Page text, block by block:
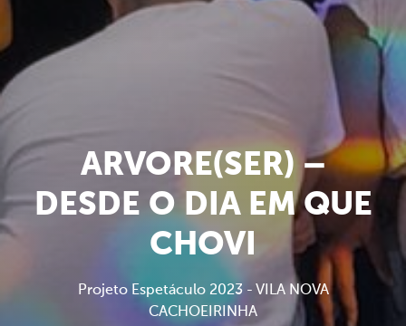
ARVORE(SER) –
DESDE O DIA EM QUE
CHOVI
Projeto Espetáculo 2023 - VILA NOVA
CACHOEIRINHA